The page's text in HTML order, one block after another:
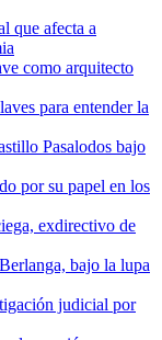
que afecta a
como arquitecto
para entender la
Pasalodos bajo
por su papel en los
exdirectivo de
bajo la lupa
judicial por